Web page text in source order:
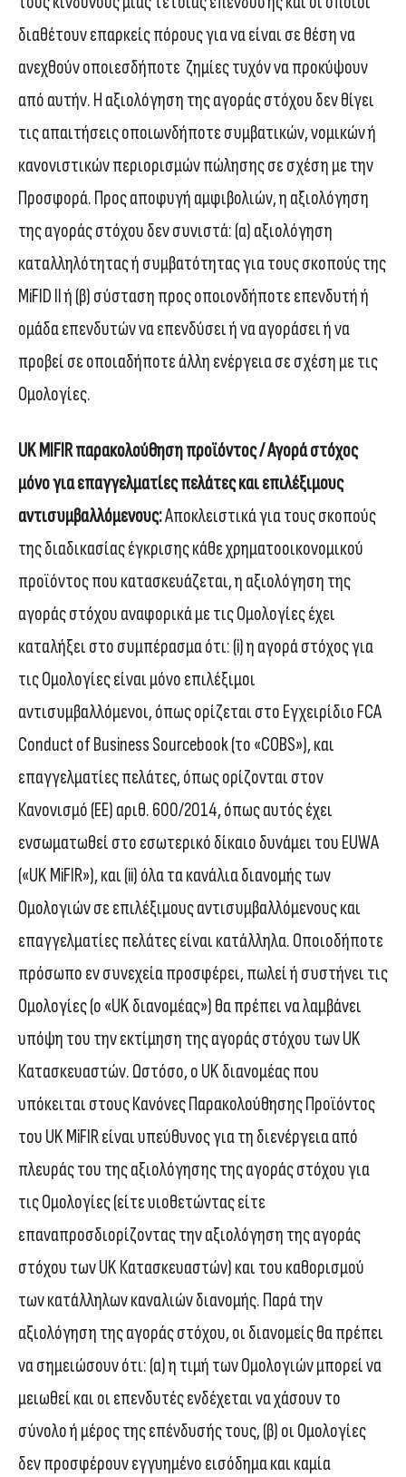
διαθέτουν επαρκείς πόρους για να είναι σε θέση να
ανεχθούν οποιεσδήποτε ζημίες τυχόν να προκύψουν
από αυτήν. Η αξιολόγηση της αγοράς στόχου δεν θίγει
τις απαιτήσεις οποιωνδήποτε συμβατικών, νομικών ή
κανονιστικών περιορισμών πώλησης σε σχέση με την
Προσφορά. Προς αποφυγή αμφιβολιών, η αξιολόγηση
της αγοράς στόχου δεν συνιστά: (α) αξιολόγηση
καταλληλότητας ή συμβατότητας για τους σκοπούς της
MiFID II ή (β) σύσταση προς οποιονδήποτε επενδυτή ή
ομάδα επενδυτών να επενδύσει ή να αγοράσει ή να
προβεί σε οποιαδήποτε άλλη ενέργεια σε σχέση με τις
Ομολογίες.
UK MIFIR παρακολούθηση προϊόντος / Αγορά στόχος
μόνο για επαγγελματίες πελάτες και επιλέξιμους
αντισυμβαλλόμενους:Αποκλειστικά για τους σκοπούς
της διαδικασίας έγκρισης κάθε χρηματοοικονομικού
προϊόντος που κατασκευάζεται, η αξιολόγηση της
αγοράς στόχου αναφορικά με τις Ομολογίες έχει
καταλήξει στο συμπέρασμα ότι: (i) η αγορά στόχος για
τις Ομολογίες είναι μόνο επιλέξιμοι
αντισυμβαλλόμενοι, όπως ορίζεται στο Εγχειρίδιο FCA
Conduct of Business Sourcebook (το «COBS»), και
επαγγελματίες πελάτες, όπως ορίζονται στον
Κανονισμό (ΕΕ) αριθ. 600/2014, όπως αυτός έχει
ενσωματωθεί στο εσωτερικό δίκαιο δυνάμει του EUWA
(«UK MiFIR»), και (ii) όλα τα κανάλια διανομής των
Ομολογιών σε επιλέξιμους αντισυμβαλλόμενους και
επαγγελματίες πελάτες είναι κατάλληλα. Οποιοδήποτε
πρόσωπο εν συνεχεία προσφέρει, πωλεί ή συστήνει τις
Ομολογίες (ο «UK διανομέας») θα πρέπει να λαμβάνει
υπόψη του την εκτίμηση της αγοράς στόχου των UK
Κατασκευαστών. Ωστόσο, ο UK διανομέας που
υπόκειται στους Κανόνες Παρακολούθησης Προϊόντος
του UK MiFIR είναι υπεύθυνος για τη διενέργεια από
πλευράς του της αξιολόγησης της αγοράς στόχου για
τις Ομολογίες (είτε υιοθετώντας είτε
επαναπροσδιορίζοντας την αξιολόγηση της αγοράς
στόχου των UK Κατασκευαστών) και του καθορισμού
των κατάλληλων καναλιών διανομής. Παρά την
αξιολόγηση της αγοράς στόχου, οι διανομείς θα πρέπει
να σημειώσουν ότι: (α) η τιμή των Ομολογιών μπορεί να
μειωθεί και οι επενδυτές ενδέχεται να χάσουν το
σύνολο ή μέρος της επένδυσής τους, (β) οι Ομολογίες
δεν προσφέρουν εγγυημένο εισόδημα και καμία